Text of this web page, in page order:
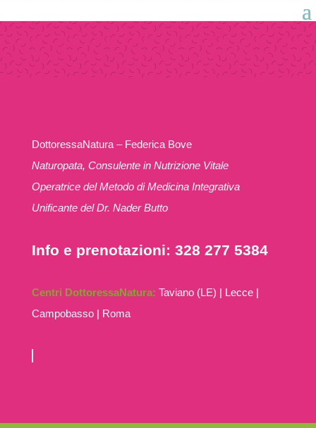
DottoressaNatura – Federica Bove
Naturopata, Consulente in Nutrizione Vitale
Operatrice del Metodo di Medicina Integrativa
Unificante del Dr. Nader Butto
Info e prenotazioni: 328 277 5384
Centri DottoressaNatura: Taviano (LE) | Lecce |
Campobasso | Roma